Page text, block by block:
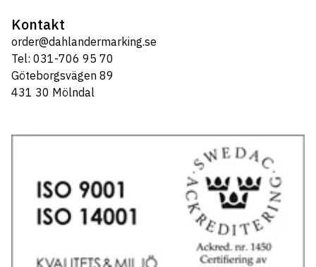
Kontakt
order@dahlandermarking.se
Tel: 031-706 95 70
Göteborgsvägen 89
431 30 Mölndal